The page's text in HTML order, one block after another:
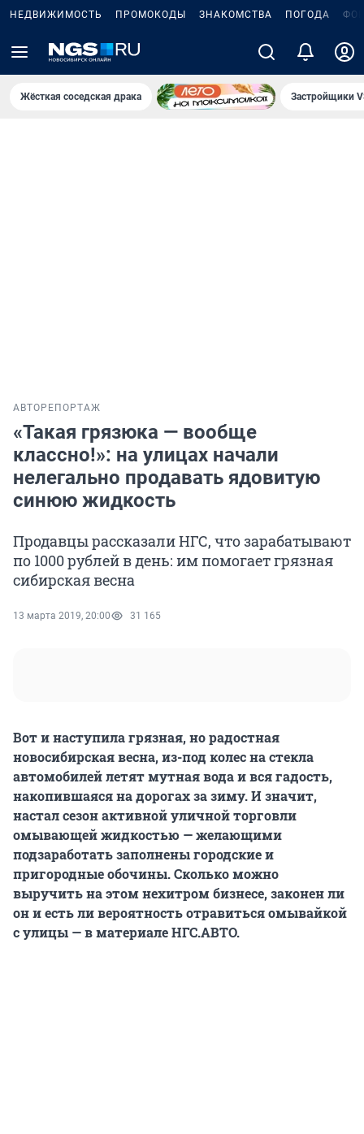
НЕДВИЖИМОСТЬ ПРОМОКОДЫ ЗНАКОМСТВА ПОГОДА
Жёсткая соседская драка Застройщики
АВТО РЕПОРТАЖ
«Такая грязюка — вообще
классно!»: на улицах начали
нелегально продавать ядовитую
синюю жидкость
Продавцы рассказали НГС, что зарабатывают
по 1000 рублей в день: им помогает грязная
сибирская весна
13 марта 2019, 20:00 31 165
Вот и наступила грязная, но радостная
новосибирская весна, из-под колес на стекла
автомобилей летят мутная вода и вся гадость,
накопившаяся на дорогах за зиму. И значит,
настал сезон активной уличной торговли
омывающей жидкостью — желающими
подзаработать заполнены городские и
пригородные обочины. Сколько можно
выручить на этом нехитром бизнесе, законен ли
он и есть ли вероятность отравиться омывайкой
с улицы — в материале НГС.АВТО.